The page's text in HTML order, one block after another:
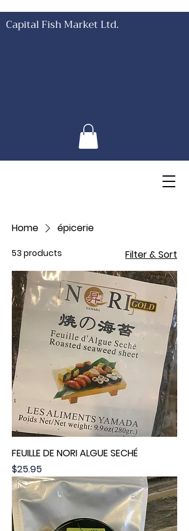
Capital Fish Market Ltd.
Home épicerie
53 products Filter & Sort
FEUILLE DE NORI ALGUE SECHÉ
Price
$25.95